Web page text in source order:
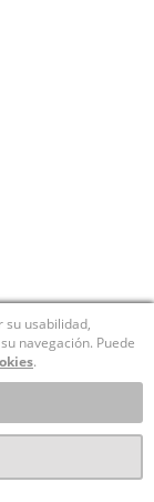
su usabilidad,
navegación. Puede
.